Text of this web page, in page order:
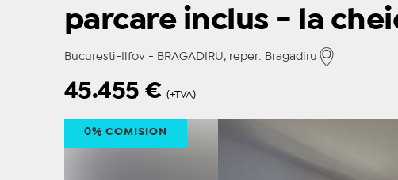
parcare inclus - la
Bucuresti-Ilfov - BRAGADIRU, reper: Bragadiru
45.455€ (+TVA)
0% COMISION